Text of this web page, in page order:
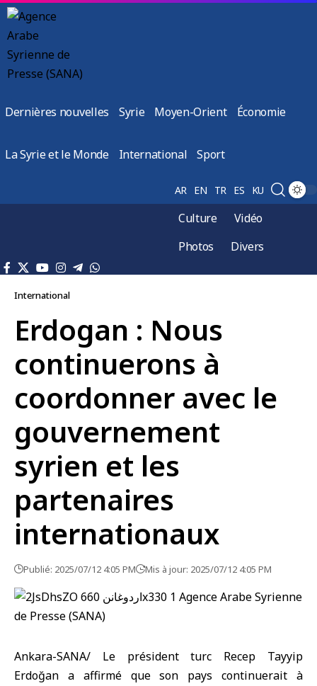
Dernières nouvelles Syrie Moyen-Orient Économie
La Syrie et le Monde International Sport
AR EN TR ES KU
Culture
Vidéo
Photos
Divers
International
Erdogan : Nous
continuerons à
coordonner avec le
gouvernement
syrien et les
partenaires
internationaux
Publié: 2025/07/12 4:05 PM Mis à jour: 2025/07/12 4:05 PM
Ankara-SANA/ Le président turc Recep Tayyip
Erdoğan a affirmé que son pays continuerait à